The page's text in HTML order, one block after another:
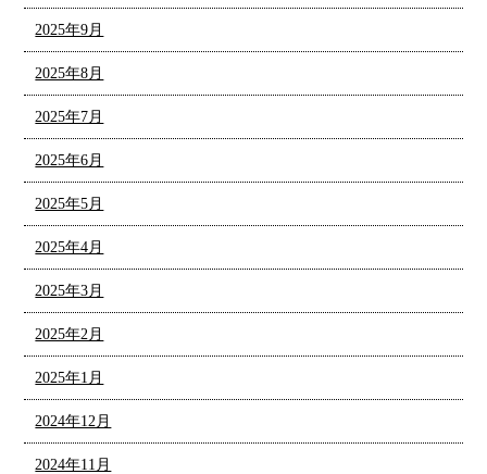
2025年9月
2025年8月
2025年7月
2025年6月
2025年5月
2025年4月
2025年3月
2025年2月
2025年1月
2024年12月
2024年11月